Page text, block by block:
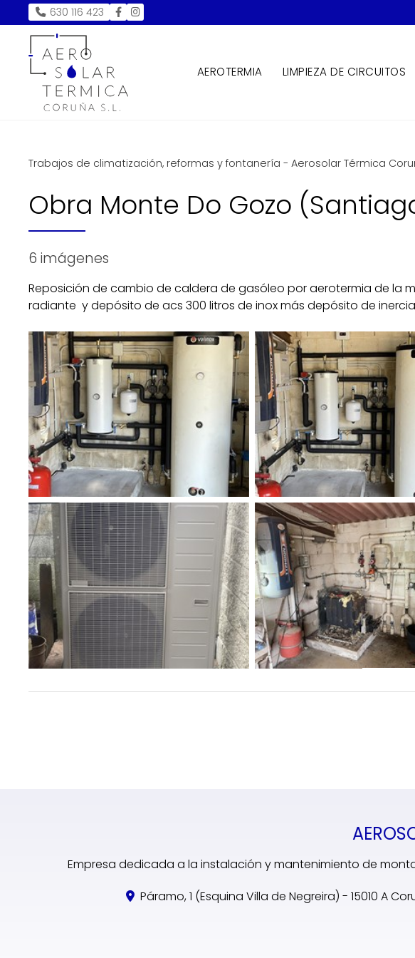
630 116 423
AEROTERMIA LIMPIEZA DE CIRCUITOS
Trabajos de climatización, reformas y fontanería - Aerosolar Térmica
Obra Monte Do Gozo
6 imágenes
Reposición de cambio de caldera de gasóleo por aerotermia de la
radiante y depósito de acs 300 litros de inox más depósito de
Empresa dedicada a la instalación y mantenimiento de
Páramo, 1 (Esquina Villa de Negreira) - 15010 A